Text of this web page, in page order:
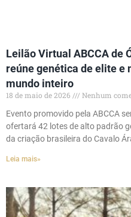
Leilão Virtual ABCCA de
reúne genética de elite e
mundo inteiro
18 de maio de 2026
Nenhum
Evento promovido pela ABCCA
ofertará 42 lotes de alto padrão
da criação brasileira do Cavalo
Leia mais»